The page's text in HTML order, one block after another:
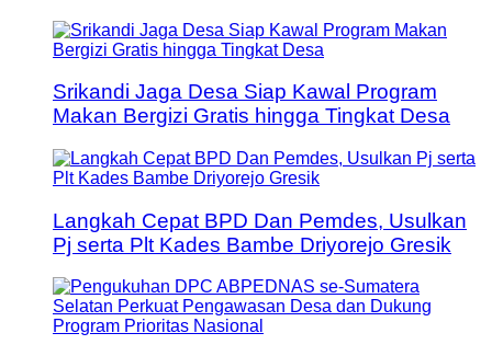
Srikandi Jaga Desa Siap Kawal Program
Makan Bergizi Gratis hingga Tingkat Desa
Langkah Cepat BPD Dan Pemdes, Usulkan
Pj serta Plt Kades Bambe Driyorejo Gresik